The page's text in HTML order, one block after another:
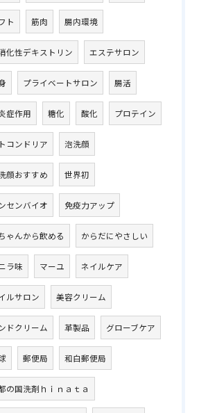
ト 筋肉 腸内環境
化性デキストリン エステサロン
プライベートサロン 腸活
症作用 糖化 酸化 プロテイン
コンドリア 泡洗顔
顔おすすめ 世界初
センバイオ 免疫力アップ
ゃんから飲める からだにやさしい
ラ味 マーユ ネイルケア
ルサロン 美容クリーム
ドクリーム 革製品 グローブケア
郵便局 和白郵便局
の国洗剤ｈｉｎａｔａ